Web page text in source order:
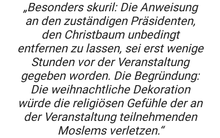
„Besonders skuril: Die Anweisung
an den zuständigen Präsidenten,
den Christbaum unbedingt
entfernen zu lassen, sei erst wenige
Stunden vor der Veranstaltung
gegeben worden. Die Begründung:
Die weihnachtliche Dekoration
würde die religiösen Gefühle der an
der Veranstaltung teilnehmenden
Moslems verletzen.“